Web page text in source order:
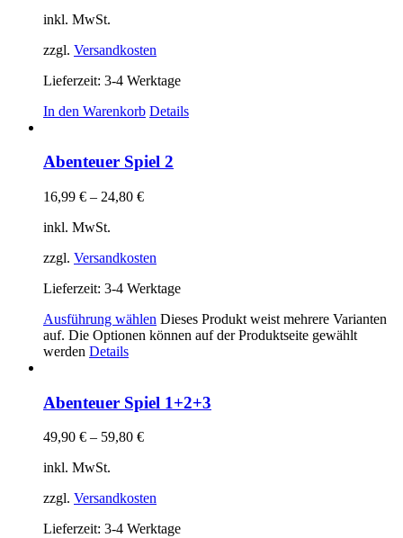
inkl. MwSt.
zzgl. Versandkosten
Lieferzeit: 3-4 Werktage
In den Warenkorb Details
Abenteuer Spiel 2
16,99 € – 24,80 €
inkl. MwSt.
zzgl. Versandkosten
Lieferzeit: 3-4 Werktage
Ausführung wählen Dieses Produkt weist mehrere Varianten
auf. Die Optionen können auf der Produktseite gewählt
werden Details
Abenteuer Spiel 1+2+3
49,90 € – 59,80 €
inkl. MwSt.
zzgl. Versandkosten
Lieferzeit: 3-4 Werktage